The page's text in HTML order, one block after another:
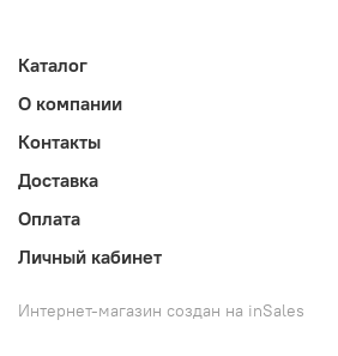
Каталог
О компании
Контакты
Доставка
Оплата
Личный кабинет
Интернет-магазин создан на inSales